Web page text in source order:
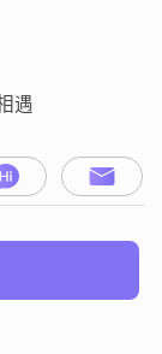
平时会注意
我来说，家
努力平衡工
遇